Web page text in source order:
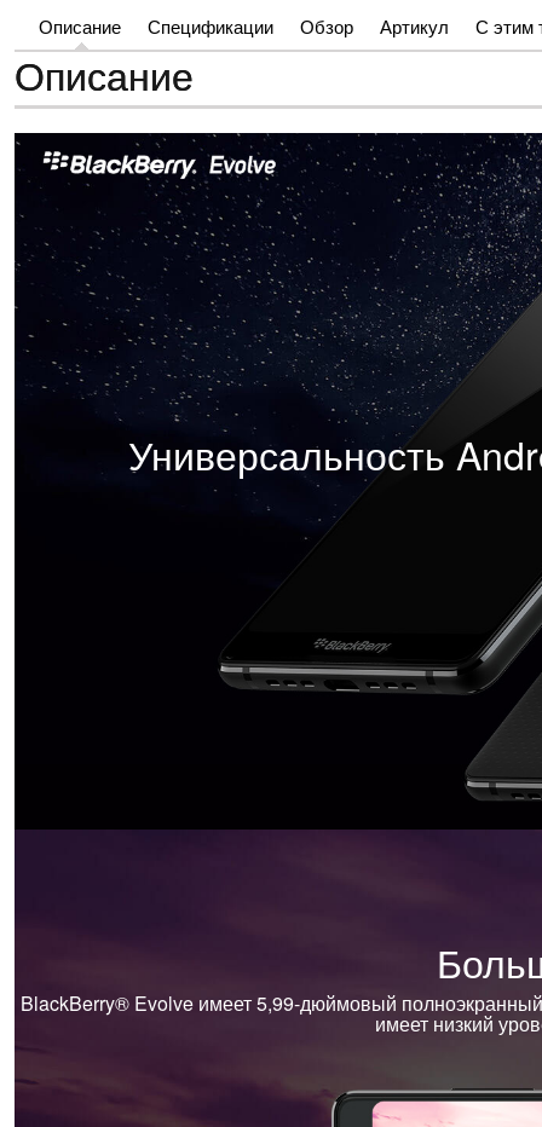
Описание Спецификации Обзор Артикул С этим
Описание
Универсальность
BlackBerry® Evolve имеет 5,99-дюймовый
имеет низкий